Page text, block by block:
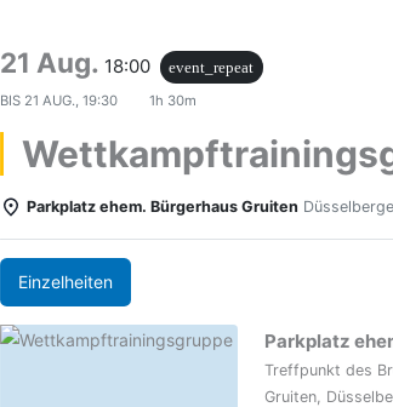
21 Aug. 18:00
event_repeat
BIS 21 AUG., 19:30 1h 30m
Parkplatz ehem. Bürgerhaus Gruiten
Einzelheiten
Parkplatz
Treffpunkt des
Gruiten,